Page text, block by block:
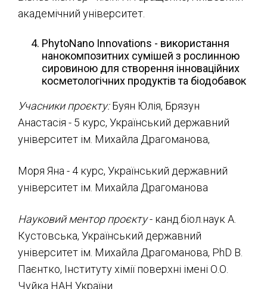
академічний університет.
PhytoNano Innovations - використання
нанокомпозитних сумішей з рослинною
сировиною для створення інноваційних
косметологічних продуктів та біодобавок
Учасники проєкту:Буян Юлія, Брязун
Анастасія - 5 курс, Український державний
університет ім. Михайла Драгоманова,
Моря Яна - 4 курс, Український державний
університет ім. Михайла Драгоманова
Науковий ментор проєкту- канд.біол.наук А.
Кустовська, Український державний
університет ім. Михайла Драгоманова, PhD В.
Паєнтко, Інституту хімії поверхні імені О.О.
Чуйка НАН України